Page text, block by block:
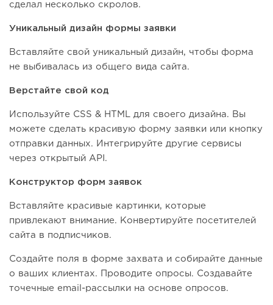
сделал несколько скролов.
Уникальный дизайн формы заявки
Вставляйте свой уникальный дизайн, чтобы форма
не выбивалась из общего вида сайта.
Верстайте свой код
Используйте CSS & HTML для своего дизайна. Вы
можете сделать красивую форму заявки или кнопку
отправки данных. Интегрируйте другие сервисы
через открытый API.
Конструктор форм заявок
Вставляйте красивые картинки, которые
привлекают внимание. Конвертируйте посетителей
сайта в подписчиков.
Создайте поля в форме захвата и собирайте данные
о ваших клиентах. Проводите опросы. Создавайте
точечные email-рассылки на основе опросов.